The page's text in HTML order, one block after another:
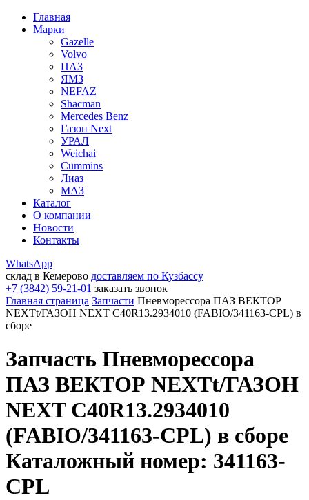
Главная
Марки
Gazelle
Volvo
ПАЗ
ЯМЗ
NEFAZ
Shacman
Mercedes Benz
Газон Next
УРАЛ
Weichai
Cummins
Лиаз
МАЗ
Каталог
О компании
Новости
Контакты
WhatsApp
склад в Кемерово доставляем по Кузбассу
+7 (3842) 59-21-01 заказать звонок
Главная страница Запчасти Пневморессора ПАЗ ВЕКТОР
NEXTt/ГАЗОН NEXT C40R13.2934010 (FABIO/341163-CPL) в
сборе
Запчасть Пневморессора
ПАЗ ВЕКТОР NEXTt/ГАЗОН
NEXT C40R13.2934010
(FABIO/341163-CPL) в сборе
Каталожный номер: 341163-
CPL